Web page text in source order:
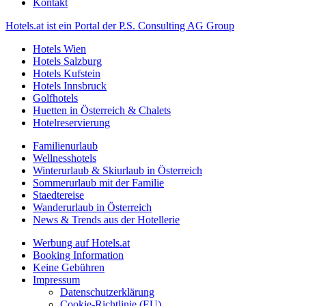
Hotels.at ist ein Portal der P.S. Consulting AG Group
Hotels Wien
Hotels Salzburg
Hotels Kufstein
Hotels Innsbruck
Golfhotels
Huetten in Österreich & Chalets
Hotelreservierung
Familienurlaub
Wellnesshotels
Winterurlaub & Skiurlaub in Österreich
Sommerurlaub mit der Familie
Staedtereise
Wanderurlaub in Österreich
News & Trends aus der Hotellerie
Werbung auf Hotels.at
Booking Information
Keine Gebühren
Impressum
Datenschutzerklärung